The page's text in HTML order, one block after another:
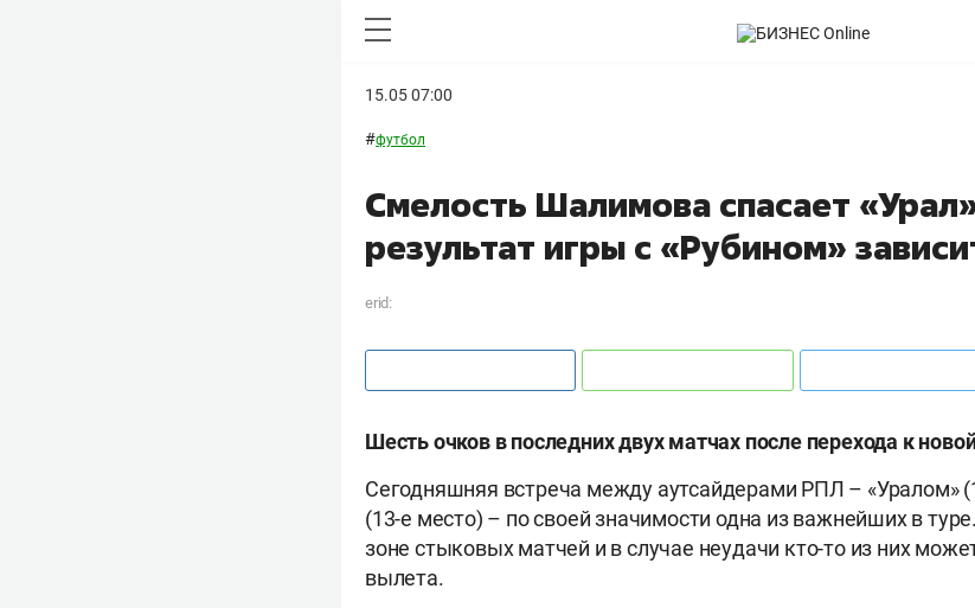
15.05 07:00
#футбол
Смелость Шалимова спасает
результат игры с «Рубином»
erid:
Шесть очков в последних двух матчах после перехода к
Сегодняшняя встреча между аутсайдерами РПЛ – «Уралом»
(13-е место) – по своей значимости одна из важнейших в
зоне стыковых матчей и в случае неудачи кто-то из них
вылета.